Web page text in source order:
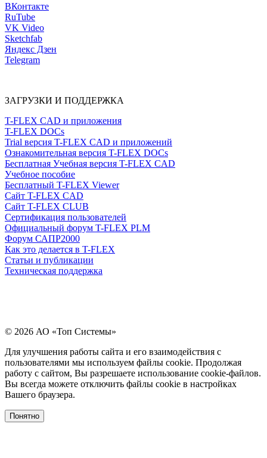
ВКонтакте
RuTube
VK Video
Sketchfab
Яндекс Дзен
Telegram
ЗАГРУЗКИ И ПОДДЕРЖКА
T-FLEX CAD и приложения
T-FLEX DOCs
Trial версия T-FLEX CAD и приложений
Ознакомительная версия T-FLEX DOCs
Бесплатная Учебная версия T-FLEX CAD
Учебное пособие
Бесплатный T-FLEX Viewer
Сайт T-FLEX CAD
Сайт T-FLEX CLUB
Сертификация пользователей
Официальный форум T-FLEX PLM
Форум САПР2000
Как это делается в T-FLEX
Статьи и публикации
Техническая поддержка
© 2026 АО «Топ Системы»
Для улучшения работы сайта и его взаимодействия с
пользователями мы используем файлы cookie. Продолжая
работу с сайтом, Вы разрешаете использование cookie-файлов.
Вы всегда можете отключить файлы cookie в настройках
Вашего браузера.
Понятно